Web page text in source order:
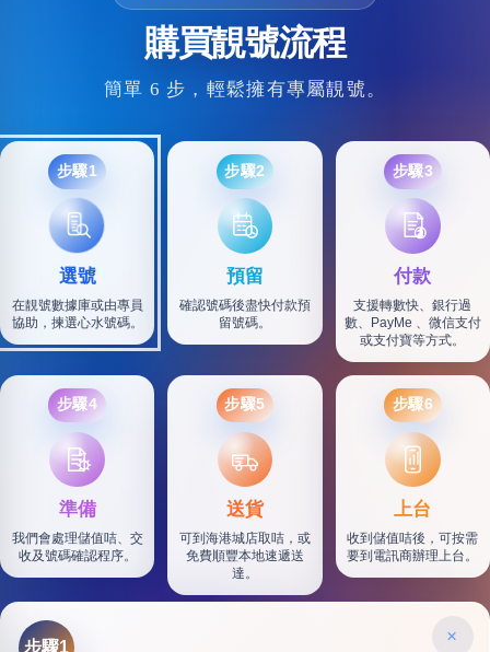
購買靚號流程
簡單 6 步，輕鬆擁有專屬靚號。
步驟1
選號
在靚號數據庫或由專員
協助，揀選心水號碼。
步驟2
預留
確認號碼後盡快付款預
留號碼。
步驟3
付款
支援轉數快、銀行過
數、PayMe 、微信支付
或支付寶等方式。
步驟4
準備
我們會處理儲值咭、交
收及號碼確認程序。
步驟5
SF
送貨
可到海港城店取咭，或
免費順豐本地速遞送
達。
步驟6
上台
收到儲值咭後，可按需
要到電訊商辦理上台。
×
步驟1